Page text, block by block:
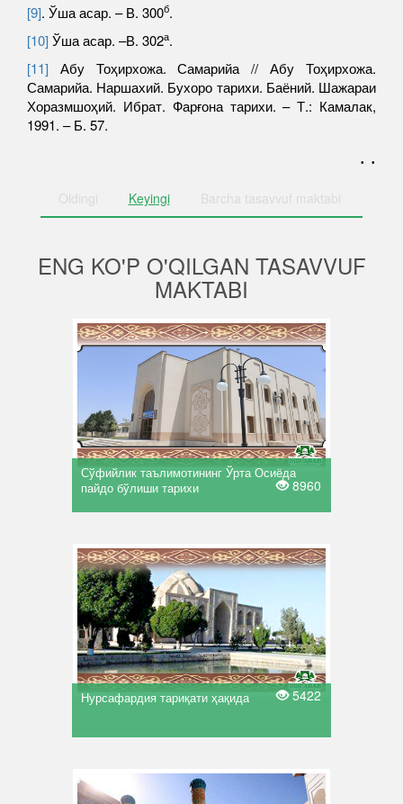
[9]. Ўша асар. – В. 300б.
[10]Ўша асар. –В. 302а.
[11] Абу Тоҳирхожа. Самарийа // Абу Тоҳирхожа.
Самарийа. Наршахий. Бухоро тарихи. Баёний. Шажараи
Хоразмшоҳий. Ибрат. Фарғона тарихи. – Т.: Камалак,
1991. – Б. 57.
. .
Oldingi Keyingi Barcha tasavvuf maktabi
ENG KO'P O'QILGAN TASAVVUF
MAKTABI
Сўфийлик таълимотининг Ўрта Осиёда
пайдо бўлиши тарихи
8960
Нурсафардия тариқати ҳақида 5422